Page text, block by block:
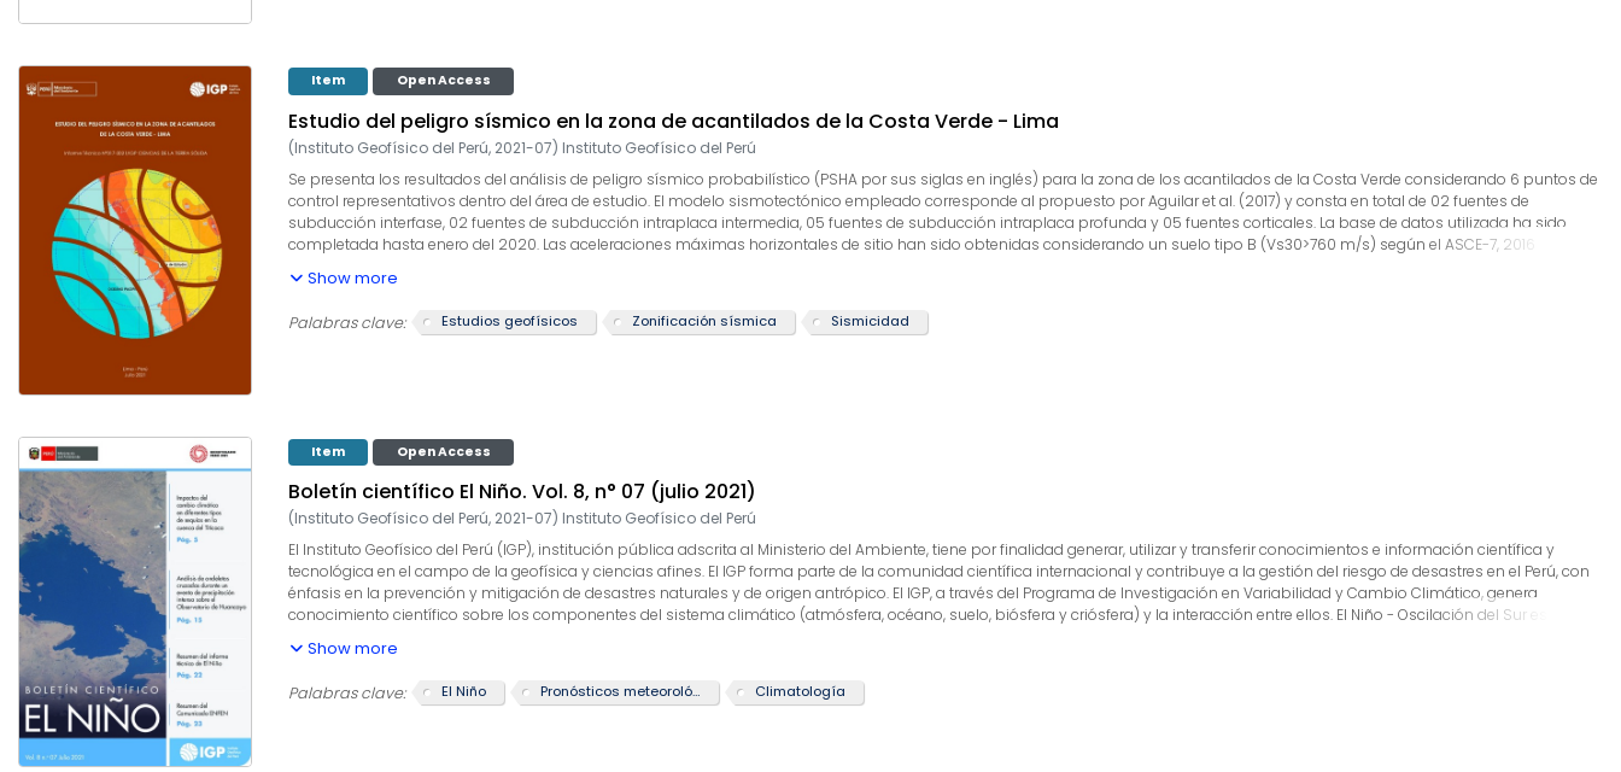
Item Open Access
Estudio del peligro sísmico en la zona de acantilados de la Costa Verde - Lima
(Instituto Geofísico del Perú, 2021-07) Instituto Geofísico del Perú
Se presenta los resultados del análisis de peligro sísmico probabilístico (PSHA por sus siglas en inglés) para la zona de los acantilados de la Costa Verde considerando 6 puntos de
control representativos dentro del área de estudio. El modelo sismotectónico empleado corresponde al propuesto por Aguilar et al. (2017) y consta en total de 02 fuentes de
subducción interfase, 02 fuentes de subducción intraplaca intermedia, 05 fuentes de subducción intraplaca profunda y 05 fuentes corticales. La base de datos utilizada ha sido
completada hasta enero del 2020. Las aceleraciones máximas horizontales de sitio han sido obtenidas considerando un suelo tipo B (Vs30>760 m/s) según el ASCE-7, 2016
retorno. Los resultados del análisis probabilístico fueron obtenidos considerando las aceleraciones espectrales para los periodos T= 0.00 s, 0.20 s y 1.00 s; y que pueden emplearse
con estándares sísmicos nacionales e internacionales, tales como: La E-030-2018 Norma Técnica Peruana de Diseño Sismorresistente, ASCE-7-16 Minimum Design Loads for
Buildings and Other Structures (2017). Finalmente, la evaluación y análisis de peligro sísmico está sujeta a desarrollos constantes como parte de la ciencia e ingeniería en las
Show more
Palabras clave: Estudios geofísicos Zonificación sísmica Sismicidad
Item Open Access
Boletín científico El Niño. Vol. 8, n° 07 (julio 2021)
(Instituto Geofísico del Perú, 2021-07) Instituto Geofísico del Perú
El Instituto Geofísico del Perú (IGP), institución pública adscrita al Ministerio del Ambiente, tiene por finalidad generar, utilizar y transferir conocimientos e información científica y
tecnológica en el campo de la geofísica y ciencias afines. El IGP forma parte de la comunidad científica internacional y contribuye a la gestión del riesgo de desastres en el Perú, con
énfasis en la prevención y mitigación de desastres naturales y de origen antrópico. El IGP, a través del Programa de Investigación en Variabilidad y Cambio Climático, genera
conocimiento científico sobre los componentes del sistema climático (atmósfera, océano, suelo, biósfera y criósfera) y la interacción entre ellos. El Niño - Oscilación del Sur es uno de
Show more
Palabras clave: El Niño Pronósticos meteorológicos Climatología